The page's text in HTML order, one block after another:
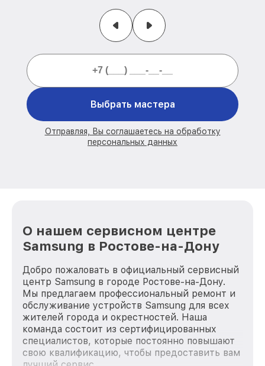
Выбрать мастера
Отправляя, Вы соглашаетесь на обработку
персональных данных
О нашем сервисном центре
Samsung в Ростове-на-Дону
Добро пожаловать в официальный сервисный
центр Samsung в городе Ростове-на-Дону.
Мы предлагаем профессиональный ремонт и
обслуживание устройств Samsung для всех
жителей города и окрестностей. Наша
команда состоит из сертифицированных
специалистов, которые постоянно повышают
свою квалификацию, чтобы предоставить вам